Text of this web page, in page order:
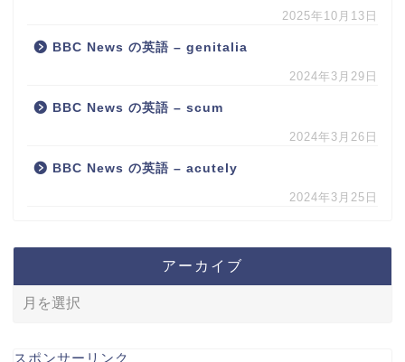
2025年10月13日
BBC News の英語 – genitalia
2024年3月29日
BBC News の英語 – scum
2024年3月26日
BBC News の英語 – acutely
2024年3月25日
アーカイブ
スポンサーリンク